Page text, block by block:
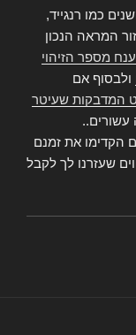
כמו רנגייד,
המראה הנכון
מספר הזיהוי
ולבסוף אם
המדבקות שעיטר
עשורים..
הקדימו את זמנם
שעזרנו לך לקבל